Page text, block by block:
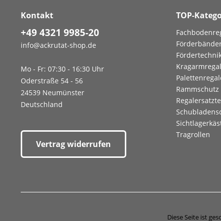
Kontakt
+49 4321 9985-20
info@ackrutat-shop.de
Mo - Fr: 07:30 - 16:30 Uhr
Oderstraße 54 - 56
24539 Neumünster
Deutschland
Vertrag widerrufen
TOP-
Rammschutz
Tragrollen
Diese Seite ist